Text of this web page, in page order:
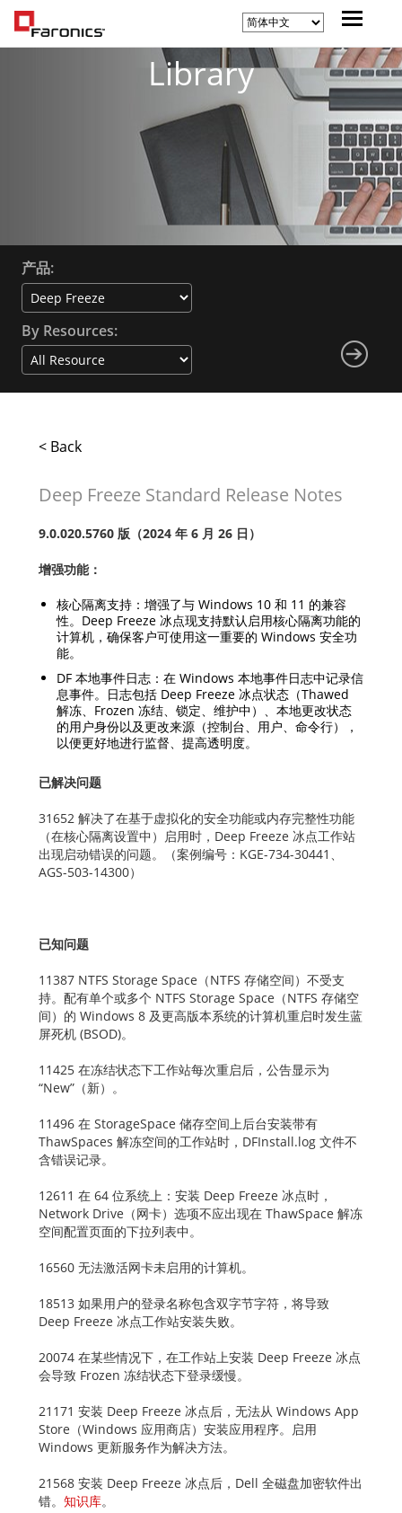
Library
产品:
By Resources:
< Back
Deep Freeze Standard Release Notes
9.0.020.5760 版（2024 年 6 月 26 日）
增强功能：
核心隔离支持：增强了与 Windows 10 和 11 的兼容
性。Deep Freeze 冰点现支持默认启用核心隔离功能的
计算机，确保客户可使用这一重要的 Windows 安全功
能。
DF 本地事件日志：在 Windows 本地事件日志中记录信
息事件。日志包括 Deep Freeze 冰点状态（Thawed
解冻、Frozen 冻结、锁定、维护中）、本地更改状态
的用户身份以及更改来源（控制台、用户、命令行），
以便更好地进行监督、提高透明度。
已解决问题
31652 解决了在基于虚拟化的安全功能或内存完整性功能
（在核心隔离设置中）启用时，Deep Freeze 冰点工作站
出现启动错误的问题。（案例编号：KGE-734-30441、
AGS-503-14300）
已知问题
11387 NTFS Storage Space（NTFS 存储空间）不受支
持。配有单个或多个 NTFS Storage Space（NTFS 存储空
间）的 Windows 8 及更高版本系统的计算机重启时发生蓝
屏死机 (BSOD)。
11425 在冻结状态下工作站每次重启后，公告显示为
“New”（新）。
11496 在 StorageSpace 储存空间上后台安装带有
ThawSpaces 解冻空间的工作站时，DFInstall.log 文件不
含错误记录。
12611 在 64 位系统上：安装 Deep Freeze 冰点时，
Network Drive（网卡）选项不应出现在 ThawSpace 解冻
空间配置页面的下拉列表中。
16560 无法激活网卡未启用的计算机。
18513 如果用户的登录名称包含双字节字符，将导致
Deep Freeze 冰点工作站安装失败。
20074 在某些情况下，在工作站上安装 Deep Freeze 冰点
会导致 Frozen 冻结状态下登录缓慢。
21171 安装 Deep Freeze 冰点后，无法从 Windows App
Store（Windows 应用商店）安装应用程序。启用
Windows 更新服务作为解决方法。
21568 安装 Deep Freeze 冰点后，Dell 全磁盘加密软件出
错。 知识库。